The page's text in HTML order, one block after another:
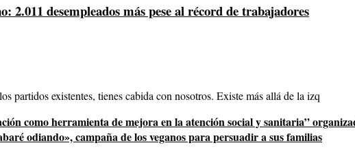
2.011 desempleados más pese al récord de trabajadores
partidos existentes, tienes cabida con nosotros. Existe más allá de la izq
como herramienta de mejora en la atención social y sanitaria”
odiando», campaña de los veganos para persuadir a sus familias